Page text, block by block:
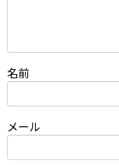
名前
メール